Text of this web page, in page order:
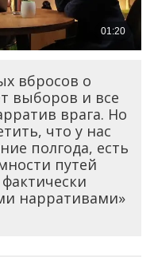
вбросов о
выборов и все
врага. Но
что у нас
полгода, есть
путей
нарративами»